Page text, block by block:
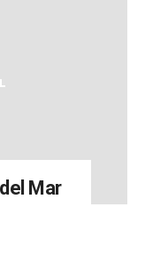
Mar